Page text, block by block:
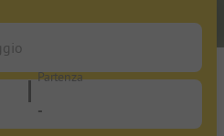
Partenza
-